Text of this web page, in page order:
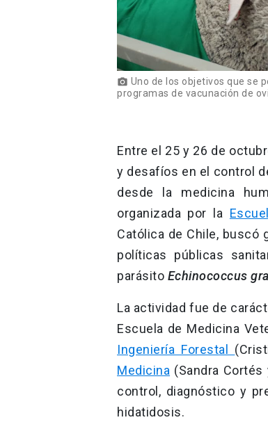
photo_camera Uno de los objetivos que se
programas de vacunación de
Entre el 25 y 26 de
y desafíos en el control
desde la medicina
organizada por la
Católica de Chile, buscó
políticas públicas
parásito Echinococcus
La actividad fue de
Escuela de Medicina
Ingeniería Forestal
Medicina (Sandra
control, diagnóstico y
hidatidosis.